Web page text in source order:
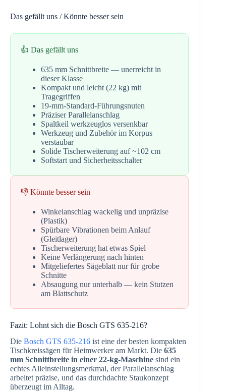
Das gefällt uns / Könnte besser sein
👍 Das gefällt uns
635 mm Schnittbreite — unerreicht in
dieser Klasse
Kompakt und leicht (22 kg) mit
Tragegriffen
19-mm-Standard-Führungsnuten
Präziser Parallelanschlag
Spaltkeil werkzeuglos versenkbar
Werkzeug und Zubehör im Korpus
verstaubar
Solide Tischerweiterung auf ~102 cm
Softstart und Sicherheitsschalter
👎 Könnte besser sein
Winkelanschlag wackelig und unpräzise
(Plastik)
Spürbare Vibrationen beim Anlauf
(Gleitlager)
Tischerweiterung hat etwas Spiel
Keine Verlängerung nach hinten
Mitgeliefertes Sägeblatt nur für grobe
Schnitte
Absaugung nur unterhalb — kein Stutzen
am Blattschutz
Fazit: Lohnt sich die Bosch GTS 635-216?
Die Bosch GTS 635-216 ist eine der besten kompakten
Tischkreissägen für Heimwerker am Markt. Die 635
mm Schnittbreite in einer 22-kg-Maschine sind ein
echtes Alleinstellungsmerkmal, der Parallelanschlag
arbeitet präzise, und das durchdachte Staukonzept
überzeugt im Alltag.